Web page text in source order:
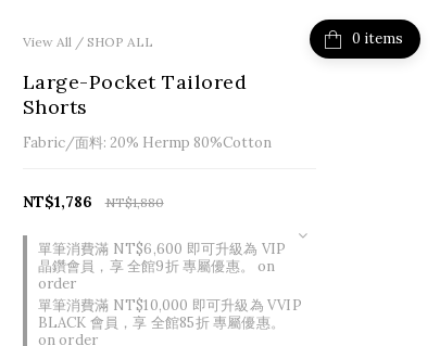
items
View All/ SHOP ALL
Large-Pocket Tailored
Shorts
Fabric/面料: 20% Hermp 80%Cotton
單筆消費滿 NT$6,600 即可升級為 VIP
晶鑽會員，享 全館9折 專屬優惠。 on
order
單筆消費滿 NT$10,000 即可升級為 VVIP
BLACK 會員，享 全館85折 專屬優惠。
on order
NT$1,880
NT$1,786